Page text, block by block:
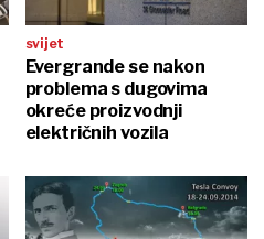
svijet
Evergrande se nakon
problema s dugovima
okreće proizvodnji
električnih vozila